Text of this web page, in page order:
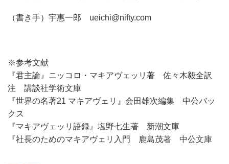
（書き手）宇惠一郎 ueichi@nifty.com
※参考文献
『君主論』ニッコロ・マキアヴェッリ著 佐々木毅全訳
注 講談社学術文庫
『世界の名著21 マキアヴェリ』会田雄次編集 中公バッ
クス
『マキアヴェッリ語録』塩野七生著 新潮文庫
『社長のためのマキアヴェリ入門 鹿島茂著 中公文庫